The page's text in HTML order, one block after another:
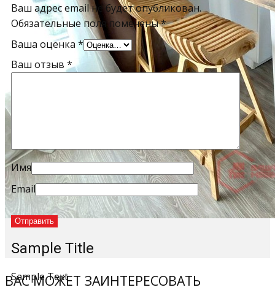
Sample Title
Sample Text
Ваш адрес email не будет опубликован.
Обязательные поля помечены*
Ваша оценка *
Ваш отзыв *
Имя
Email
ВАС МОЖЕТ ЗАИНТЕРЕСОВАТЬ